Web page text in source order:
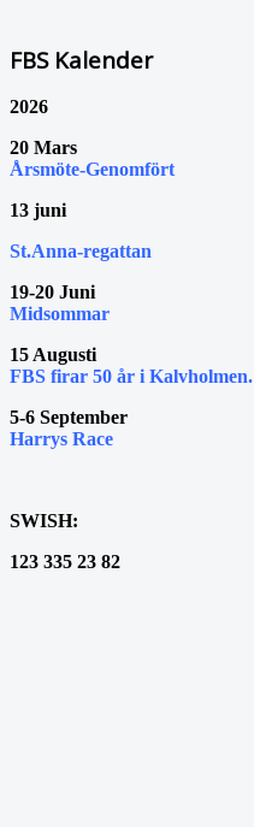
FBS Kalender
2026
20 Mars
Årsmöte-Genomfört
13 juni
St.Anna-regattan
19-20 Juni
Midsommar
15 Augusti
FBS firar 50 år i Kalvholmen.
5-6 September
Harrys Race
SWISH:
123 335 23 82